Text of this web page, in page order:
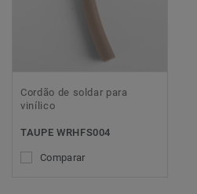
Cordão de soldar para
vinílico
TAUPE WRHFS004
Comparar